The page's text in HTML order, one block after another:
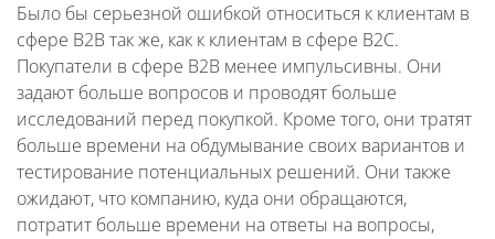
Было бы серьезной ошибкой относиться к клиентам в
сфере B2B так же, как к клиентам в сфере B2C.
Покупатели в сфере B2B менее импульсивны. Они
задают больше вопросов и проводят больше
исследований перед покупкой. Кроме того, они тратят
больше времени на обдумывание своих вариантов и
тестирование потенциальных решений. Они также
ожидают, что компанию, куда они обращаются,
потратит больше времени на ответы на вопросы,